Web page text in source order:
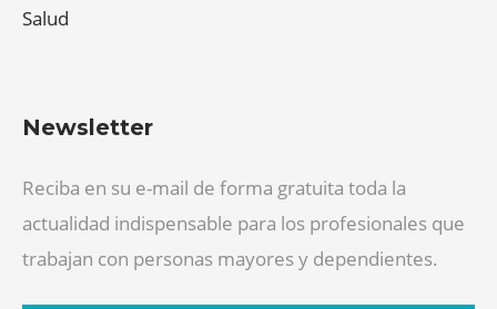
Salud
Newsletter
Reciba en su e-mail de forma gratuita toda la
actualidad indispensable para los profesionales que
trabajan con personas mayores y dependientes.